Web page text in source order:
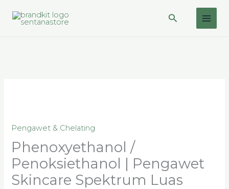
Cari
Pengawet & Chelating
Phenoxyethanol /
Penoksiethanol | Pengawet
Skincare Spektrum Luas
Penoksiethanol
|
Pengawet
Skincare
Spektrum